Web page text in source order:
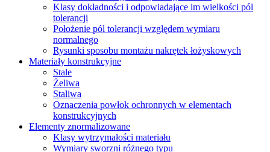
Klasy dokładności i odpowiadające im wielkości pól
tolerancji
Położenie pól tolerancji względem wymiaru
normalnego
Rysunki sposobu montażu nakrętek łożyskowych
Materiały konstrukcyjne
Stale
Żeliwa
Staliwa
Oznaczenia powłok ochronnych w elementach
konstrukcyjnych
Elementy znormalizowane
Klasy wytrzymałości materiału
Wymiary sworzni różnego typu